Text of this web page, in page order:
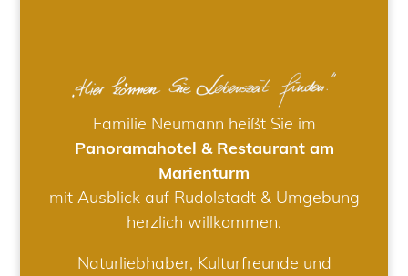
Familie Neumann heißt Sie im
Panoramahotel & Restaurant am
Marienturm
mit Ausblick auf Rudolstadt & Umgebung
herzlich willkommen.
Naturliebhaber, Kulturfreunde und